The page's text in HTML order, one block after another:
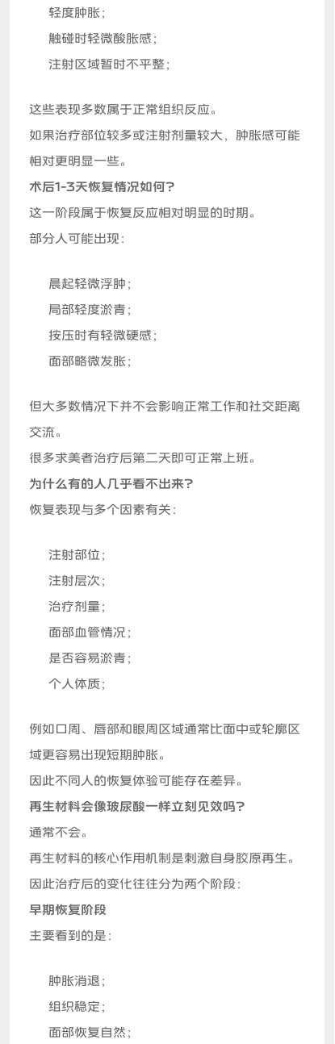
轻度肿胀；
触碰时轻微酸胀感；
注射区域暂时不平整；
这些表现多数属于正常组织反应。
如果治疗部位较多或注射剂量较大，肿胀感可能
相对更明显一些。
术后1-3天恢复情况如何？
这一阶段属于恢复反应相对明显的时期。
部分人可能出现：
晨起轻微浮肿；
局部轻度淤青；
按压时有轻微硬感；
面部略微发胀；
但大多数情况下并不会影响正常工作和社交距离
交流。
很多求美者治疗后第二天即可正常上班。
为什么有的人几乎看不出来？
恢复表现与多个因素有关：
注射部位；
注射层次；
治疗剂量；
面部血管情况；
是否容易淤青；
个人体质；
例如口周、唇部和眼周区域通常比面中或轮廓区
域更容易出现短期肿胀。
因此不同人的恢复体验可能存在差异。
再生材料会像玻尿酸一样立刻见效吗？
通常不会。
再生材料的核心作用机制是刺激自身胶原再生。
因此治疗后的变化往往分为两个阶段：
早期恢复阶段
主要看到的是：
肿胀消退；
组织稳定；
面部恢复自然；